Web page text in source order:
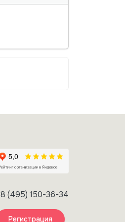
8 (495) 150-36-34
Регистрация